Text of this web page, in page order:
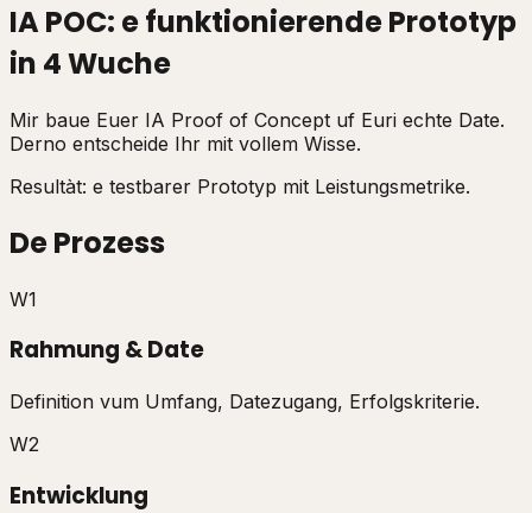
IA POC: efunktionierende Prototyp
in 4 Wuche
Mir baue Euer IA Proof of Concept uf Euri echte Date.
Derno entscheide Ihr mit vollem Wisse.
Resultàt: e testbarer Prototyp mit Leistungsmetrike.
De Prozess
W1
Rahmung & Date
Definition vum Umfang, Datezugang, Erfolgskriterie.
W2
Entwicklung